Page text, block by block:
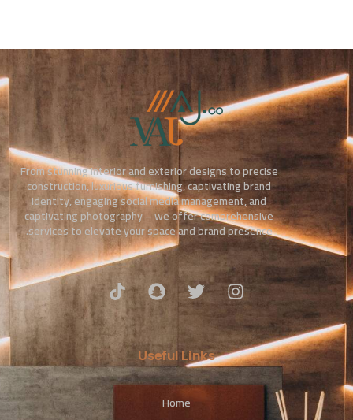
From stunning interior and exterior designs to precise
construction, luxurious furnishing, captivating brand
identity, engaging social media management, and
captivating photography – we offer comprehensive
services to elevate your space and brand presence.
Useful Links
Home